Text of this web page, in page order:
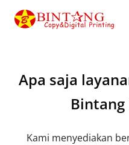
Apa saja
Bintang
Kami menyediakan